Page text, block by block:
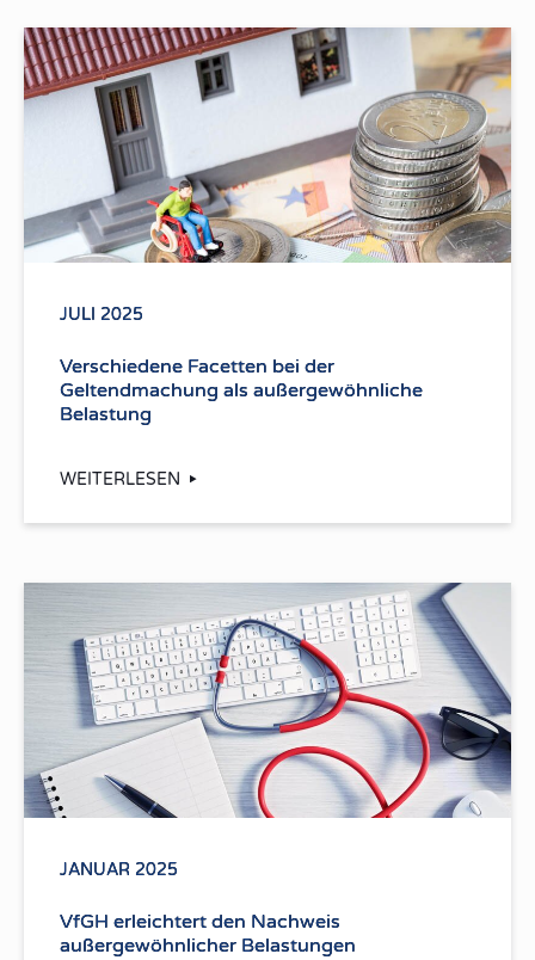
JULI 2025
Verschiedene Facetten bei der
Geltendmachung als außergewöhnliche
Belastung
WEITERLESEN
JANUAR 2025
VfGH erleichtert den Nachweis
außergewöhnlicher Belastungen